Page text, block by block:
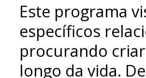
Este programa
específicos
procurando
longo da vida.